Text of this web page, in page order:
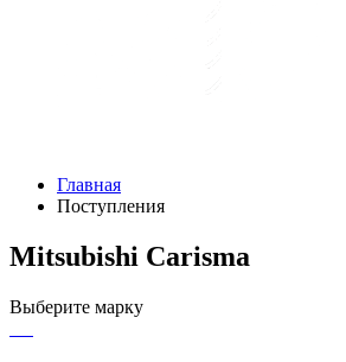
Главная
Поступления
Mitsubishi Carisma
Выберите марку